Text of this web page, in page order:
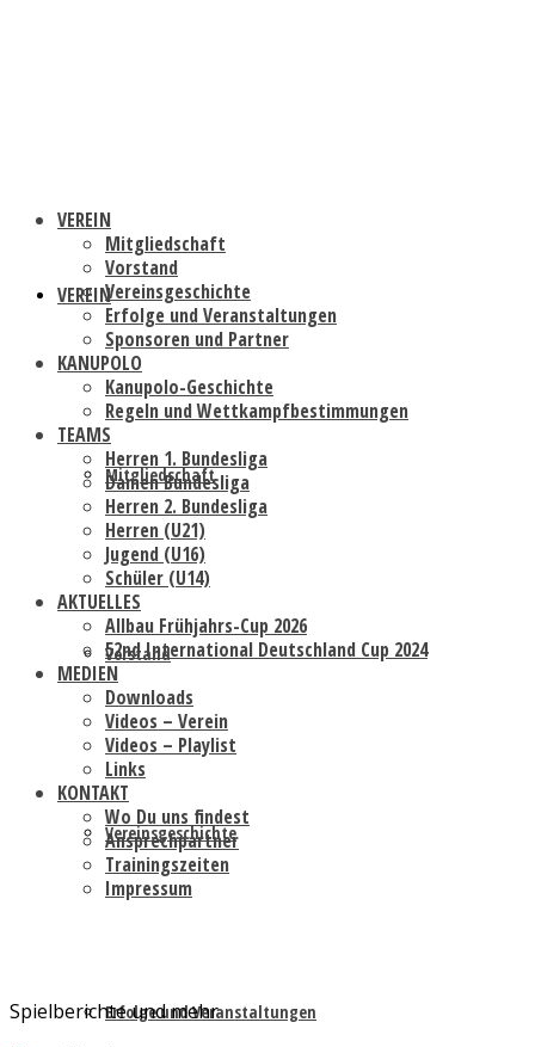
VEREIN
Mitgliedschaft
Vorstand
Vereinsgeschichte
Erfolge und Veranstaltungen
VEREIN
Mitgliedschaft
Vorstand
Vereinsgeschichte
Erfolge und Veranstaltungen
Sponsoren und Partner
KANUPOLO
Kanupolo-Geschichte
Regeln und Wettkampfbestimmungen
TEAMS
Herren 1. Bundesliga
Damen Bundesliga
Herren 2. Bundesliga
Herren (U21)
Jugend (U16)
Schüler (U14)
AKTUELLES
Allbau Frühjahrs-Cup 2026
52nd International Deutschland Cup 2024
MEDIEN
Downloads
Videos – Verein
Videos – Playlist
Links
KONTAKT
Wo Du uns findest
Ansprechpartner
Trainingszeiten
Impressum
Spielberichte und mehr